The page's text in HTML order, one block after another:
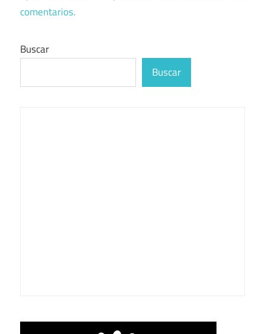
comentarios.
Buscar
Buscar